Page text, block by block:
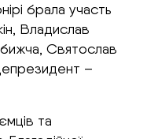
брала участь
Владислав
Святослав
–
та